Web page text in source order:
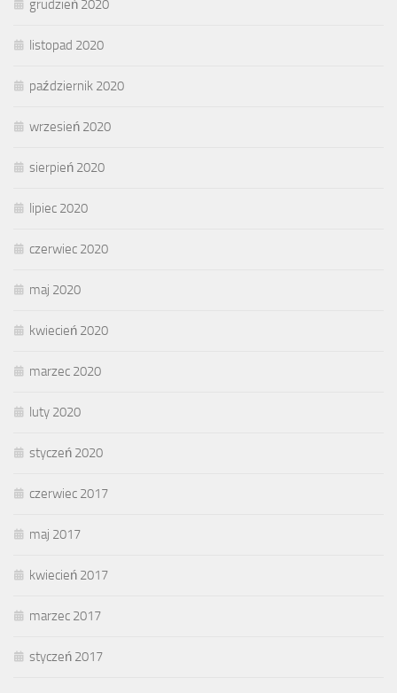
grudzień 2020
listopad 2020
październik 2020
wrzesień 2020
sierpień 2020
lipiec 2020
czerwiec 2020
maj 2020
kwiecień 2020
marzec 2020
luty 2020
styczeń 2020
czerwiec 2017
maj 2017
kwiecień 2017
marzec 2017
styczeń 2017